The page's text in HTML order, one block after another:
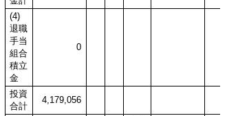
(4)
退職
手当
組合
積立
金
0
投資
合計
4,179,056